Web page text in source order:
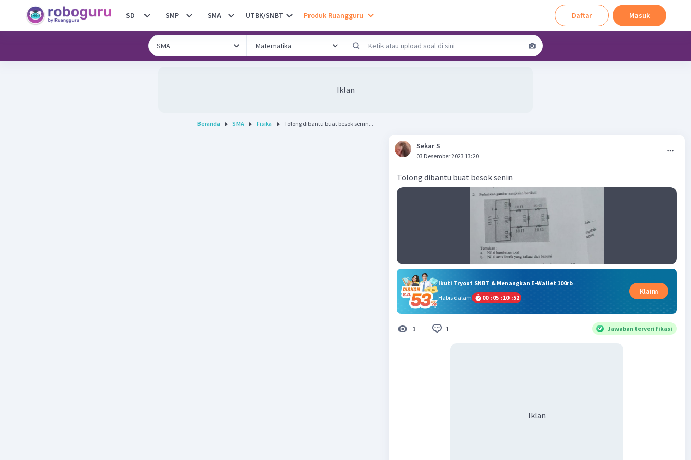
SD SMP SMA UTBK/SNBT Produk Ruangguru Daftar Masuk
Iklan
Beranda SMA Fisika Tolong dibantu buat besok senin...
Sekar S
03 Desember 2023 13:20
Tolong dibantu buat besok senin
Ikuti Tryout SNBT & Menangkan E-Wallet 100rb
Habis dalam
00 :05 :10 :52
Klaim
1 1 Jawaban terverifikasi
Iklan